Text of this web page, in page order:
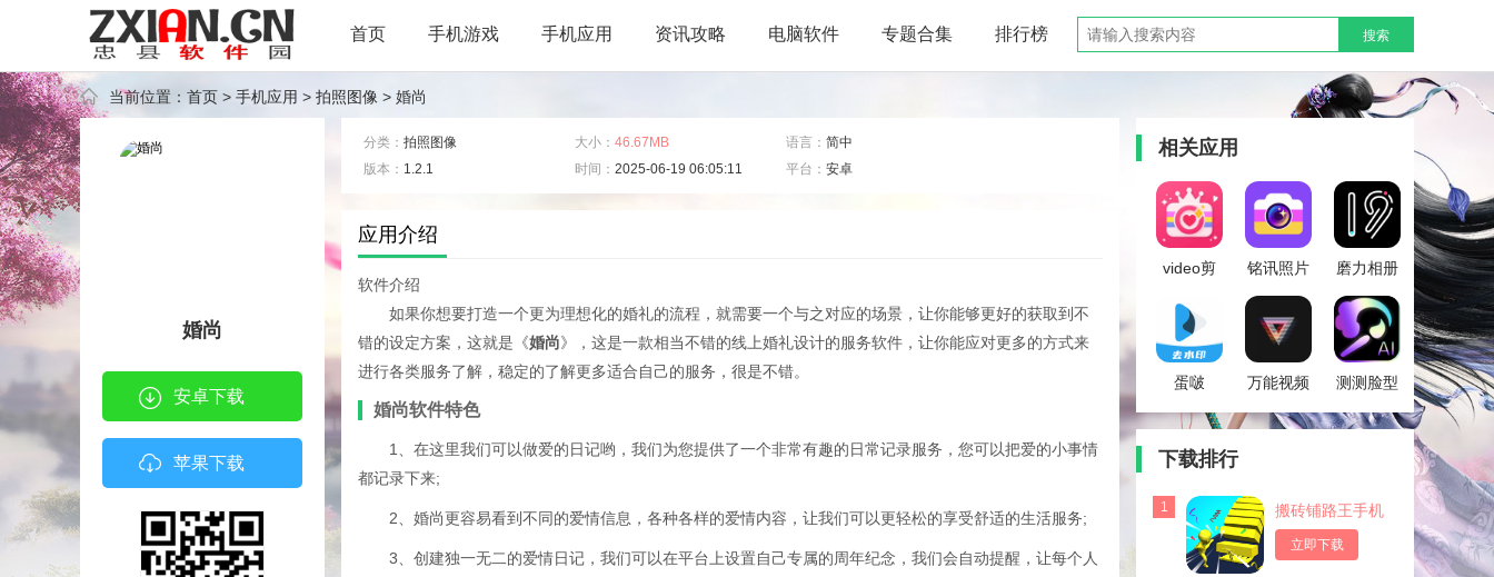
首页 手机游戏 手机应用 资讯攻略 电脑软件 专题合集 排行榜 搜索
当前位置： 首页 > 手机应用 > 拍照图像 > 婚尚
婚尚
安卓下载
苹果下载
分类： 拍照图像 大小： 46.67MB 语言： 简中
版本： 1.2.1 时间： 2025-06-19 06:05:11 平台： 安卓
应用介绍
软件介绍
如果你想要打造一个更为理想化的婚礼的流程，就需要一个与之对应的场景，让你能够更好的获取到不
错的设定方案，这就是《婚尚》，这是一款相当不错的线上婚礼设计的服务软件，让你能应对更多的方式来
进行各类服务了解，稳定的了解更多适合自己的服务，很是不错。
婚尚软件特色
1、在这里我们可以做爱的日记哟，我们为您提供了一个非常有趣的日常记录服务，您可以把爱的小事情
都记录下来;
2、婚尚更容易看到不同的爱情信息，各种各样的爱情内容，让我们可以更轻松的享受舒适的生活服务;
3、创建独一无二的爱情日记，我们可以在平台上设置自己专属的周年纪念，我们会自动提醒，让每个人
相关应用
video剪
铭讯照片
修复助手
磨力相册
蛋啵
万能视频
去水印
测测脸型
下载排行
1
搬砖铺路王手机
版
立即下载